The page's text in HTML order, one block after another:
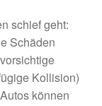
schief geht:
Schäden
Kollision)
können